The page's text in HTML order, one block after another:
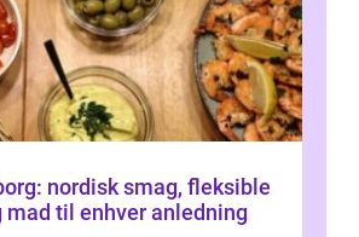
nordisk smag, fleksible
mad til enhver anledning